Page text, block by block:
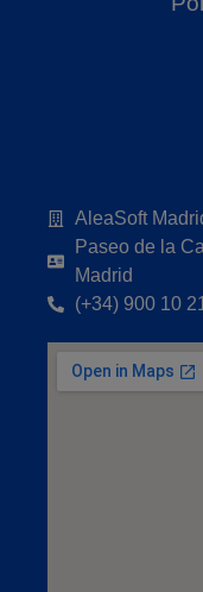
AleaSoft
Paseo de la
Madrid
(+34) 900 10